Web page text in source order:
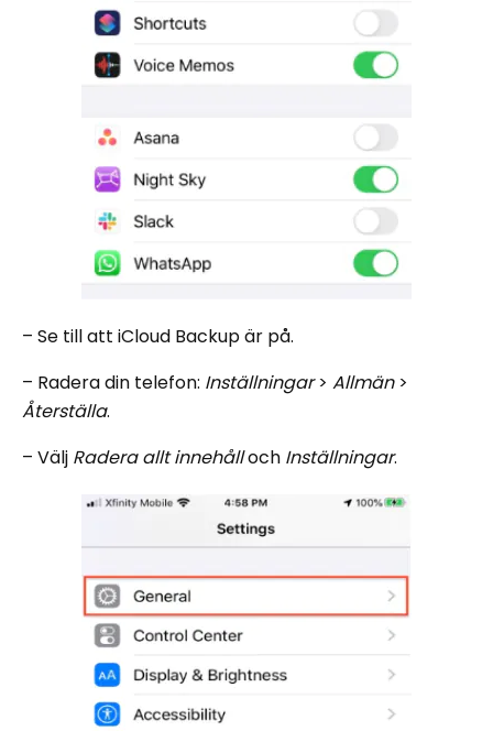
– Se till att iCloud Backup är på.
– Radera din telefon: Inställningar> Allmän>
Återställa.
– Välj Radera allt innehålloch Inställningar.